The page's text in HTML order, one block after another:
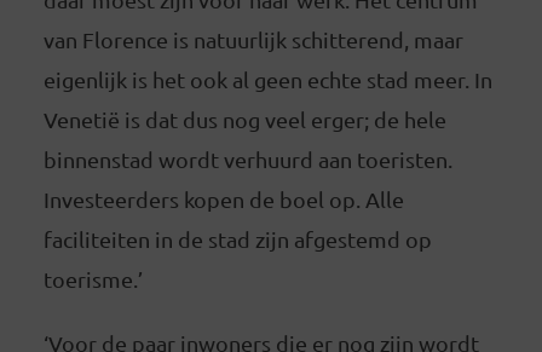
van Florence is natuurlijk schitterend, maar
eigenlijk is het ook al geen echte stad meer. In
Venetië is dat dus nog veel erger; de hele
binnenstad wordt verhuurd aan toeristen.
Investeerders kopen de boel op. Alle
faciliteiten in de stad zijn afgestemd op
toerisme.’
‘Voor de paar inwoners die er nog zijn wordt